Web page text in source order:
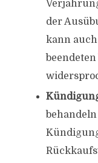
der
kann